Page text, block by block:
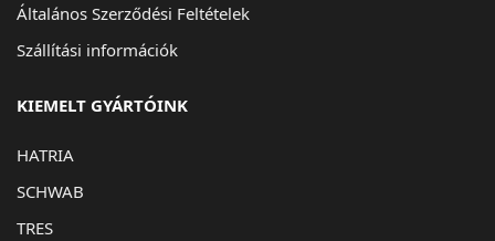
Általános Szerződési Feltételek
Szállítási információk
KIEMELT GYÁRTÓINK
HATRIA
SCHWAB
TRES